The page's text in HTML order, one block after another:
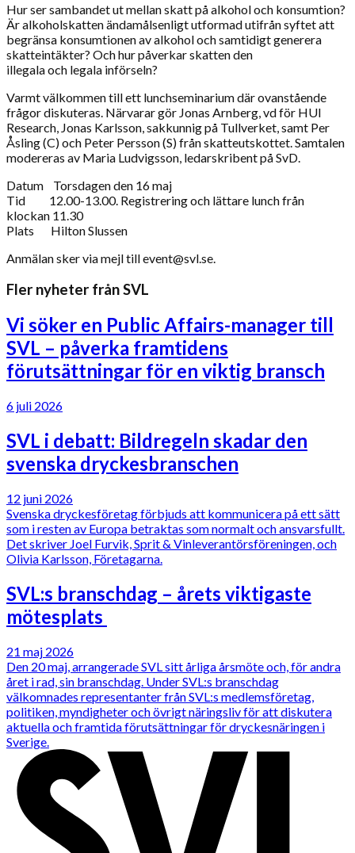
Hur ser sambandet ut mellan skatt på alkohol och konsumtion?
Är alkoholskatten ändamålsenligt utformad utifrån syftet att
begränsa konsumtionen av alkohol och samtidigt generera
skatteintäkter? Och hur påverkar skatten den
illegala och legala införseln?
Varmt välkommen till ett lunchseminarium där ovanstående
frågor diskuteras. Närvarar gör Jonas Arnberg, vd för HUI
Research, Jonas Karlsson, sakkunnig på Tullverket, samt Per
Åsling (C) och Peter Persson (S) från skatteutskottet. Samtalen
modereras av Maria Ludvigsson, ledarskribent på SvD.
Datum Torsdagen den 16 maj
Tid 12.00-13.00. Registrering och lättare lunch från
klockan 11.30
Plats Hilton Slussen
Anmälan sker via mejl till event@svl.se.
Fler nyheter från SVL
Vi söker en Public Affairs-manager till
SVL – påverka framtidens
förutsättningar för en viktig bransch
6 juli 2026
SVL i debatt: Bildregeln skadar den
svenska dryckesbranschen
12 juni 2026
Svenska dryckesföretag förbjuds att kommunicera på ett sätt
som i resten av Europa betraktas som normalt och ansvarsfullt.
Det skriver Joel Furvik, Sprit & Vinleverantörsföreningen, och
Olivia Karlsson, Företagarna.
SVL:s branschdag – årets viktigaste
mötesplats
21 maj 2026
Den 20 maj, arrangerade SVL sitt årliga årsmöte och, för andra
året i rad, sin branschdag. Under SVL:s branschdag
välkomnades representanter från SVL:s medlemsföretag,
politiken, myndigheter och övrigt näringsliv för att diskutera
aktuella och framtida förutsättningar för dryckesnäringen i
Sverige.